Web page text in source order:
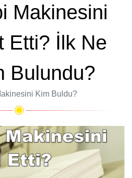
Makinesini
Etti? İlk Ne
Bulundu?
Kim Buldu?